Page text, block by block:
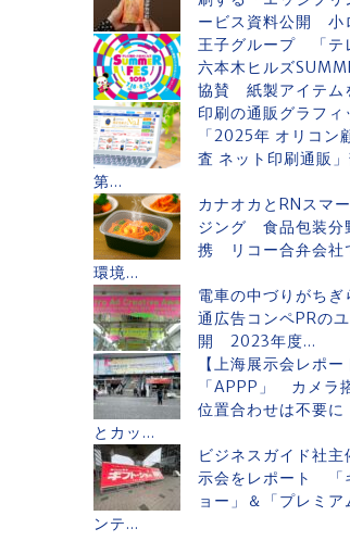
ービス資料公開 小
王子グループ 「テ
六本木ヒルズ
協賛 紙製アイテム
印刷の通販グラフ
「2025年 オリコン
査 ネット印刷通販
第...
カナオカとRNスマ
ジング 食品包装分
携 リコー合弁会社
環境...
電車の中づりがち
通広告コンペPRの
開 2023年度...
【上海展示会レポー
「APPP」 カメラ
位置合わせは不要
とカッ...
ビジネスガイド社主
示会をレポート 「
ョー」＆「プレミア
ンテ...